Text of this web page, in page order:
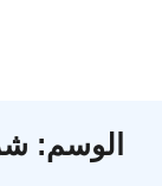
الوسم: